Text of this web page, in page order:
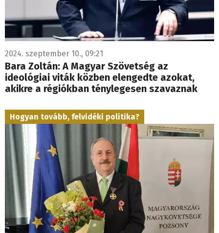
2024. szeptember 10., 09:21
Bara Zoltán: A Magyar Szövetség az
ideológiai viták közben elengedte azokat,
akikre a régiókban ténylegesen szavaznak
Hogyan tovább, felvidéki politika?